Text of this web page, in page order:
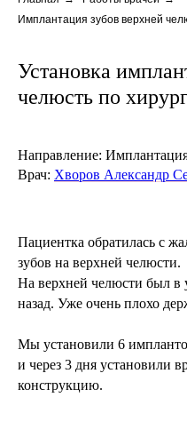
Имплантация зубов верхней
Установка
челюсть по
Направление:
Врач: Хворов Александр
Пациентка обратилась с
зубов на верхней челюсти.
На верхней челюсти был в
назад. Уже очень плохо
Мы установили 6
и через 3 дня установили
конструкцию.